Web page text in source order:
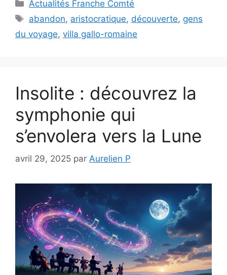
Actualités Franche Comté
Étiquettes
abandon, aristocratique, découverte, gens
du voyage, villa gallo-romaine
Insolite : découvrez la
symphonie qui
s’envolera vers la Lune
avril 29, 2025 par Aurelien P